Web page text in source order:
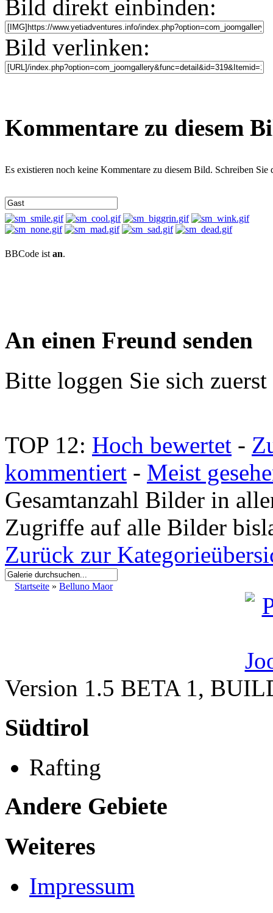
Bild direkt einbinden:
Bild verlinken:
Kommentare zu diesem
Es existieren noch keine Kommentare zu diesem Bild. Schreiben Sie
BBCode ist an.
An einen Freund senden
Bitte loggen Sie sich
TOP 12: Hoch bewertet -
kommentiert - Meist
Gesamtanzahl Bilder in
Zugriffe auf alle Bilder
Zurück zur
Startseite » Belluno Maor
Version 1.5 BETA 1,
Südtirol
Rafting
Andere Gebiete
Weiteres
Impressum